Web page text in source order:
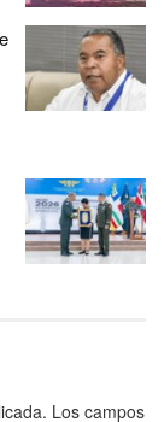
Los campos